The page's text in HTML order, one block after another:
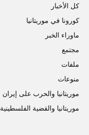
كل الأخبار
كورونا في موريتانيا
ماوراء الخبر
مجتمع
ملفات
منوعات
موريتانيا والحرب على إيران
موريتانيا والقضية الفلسطينية